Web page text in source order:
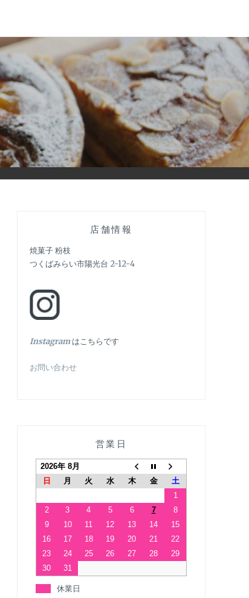
店舗情報
焼菓子 粉枝
つくばみらい市陽光台 2-12-4
Instagramはこちらです
お問い合わせ
営業日
2026年 8月
日
月 火 水 木 金
土
1
2
3 4 5 6 7
8
9
10 11 12 13 14
15
16
17 18 19 20 21
22
23
24 25 26 27 28
29
30
31
休業日